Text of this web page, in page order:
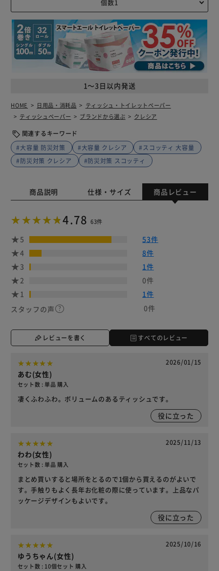
1～3日以内発送
HOME 日用品・消耗品
ティッシュ・トイレットペーパー
ティッシュペーパー
ブランドから選ぶ クレシア
関連するキーワード
#大容量 防災対策
#大容量 クレシア
#スコッティ 大容量
#防災対策 クレシア
#防災対策 スコッティ
商品説明 仕様・サイズ 商品レビュー
4.78 63件
5
53件
4
8件
3
1件
2
0件
1
1件
スタッフの声
0件
レビューを書く すべてのレビュー
2026/01/15
あむ(女性)
セット数 : 単品 購入
凄くふわふわ。ボリュームのあるティッシュです。
役に立った
2025/11/13
わわ(女性)
セット数 : 単品 購入
まとめ買いすると場所をとるので1個から買えるのがよいで
す。手触りもよく長年お化粧の際に使っています。上品なパ
ッケージデザインもよいです。
役に立った
2025/10/16
ゆうちゃん(女性)
セット数 : 10個セット 購入